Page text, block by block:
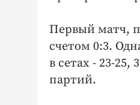
Первый матч,
счетом 0:3.
в сетах - 23-
партий.